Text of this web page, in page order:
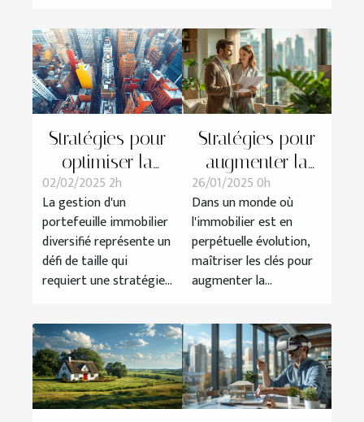
Stratégies pour
optimiser la
gestion d'un
portefeuille
immobilier
diversifié
02/02/2025 2h
La gestion d'un
portefeuille immobilier
diversifié représente un
défi de taille qui
requiert une stratégie...
Stratégies pour
augmenter la
rentabilité des
propriétés
locatives
26/01/2025 0h
Dans un monde où
l'immobilier est en
perpétuelle évolution,
maîtriser les clés pour
augmenter la...